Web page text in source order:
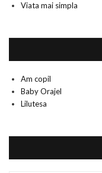
Viata mai simpla
Am copil
Baby Orajel
Lilutesa